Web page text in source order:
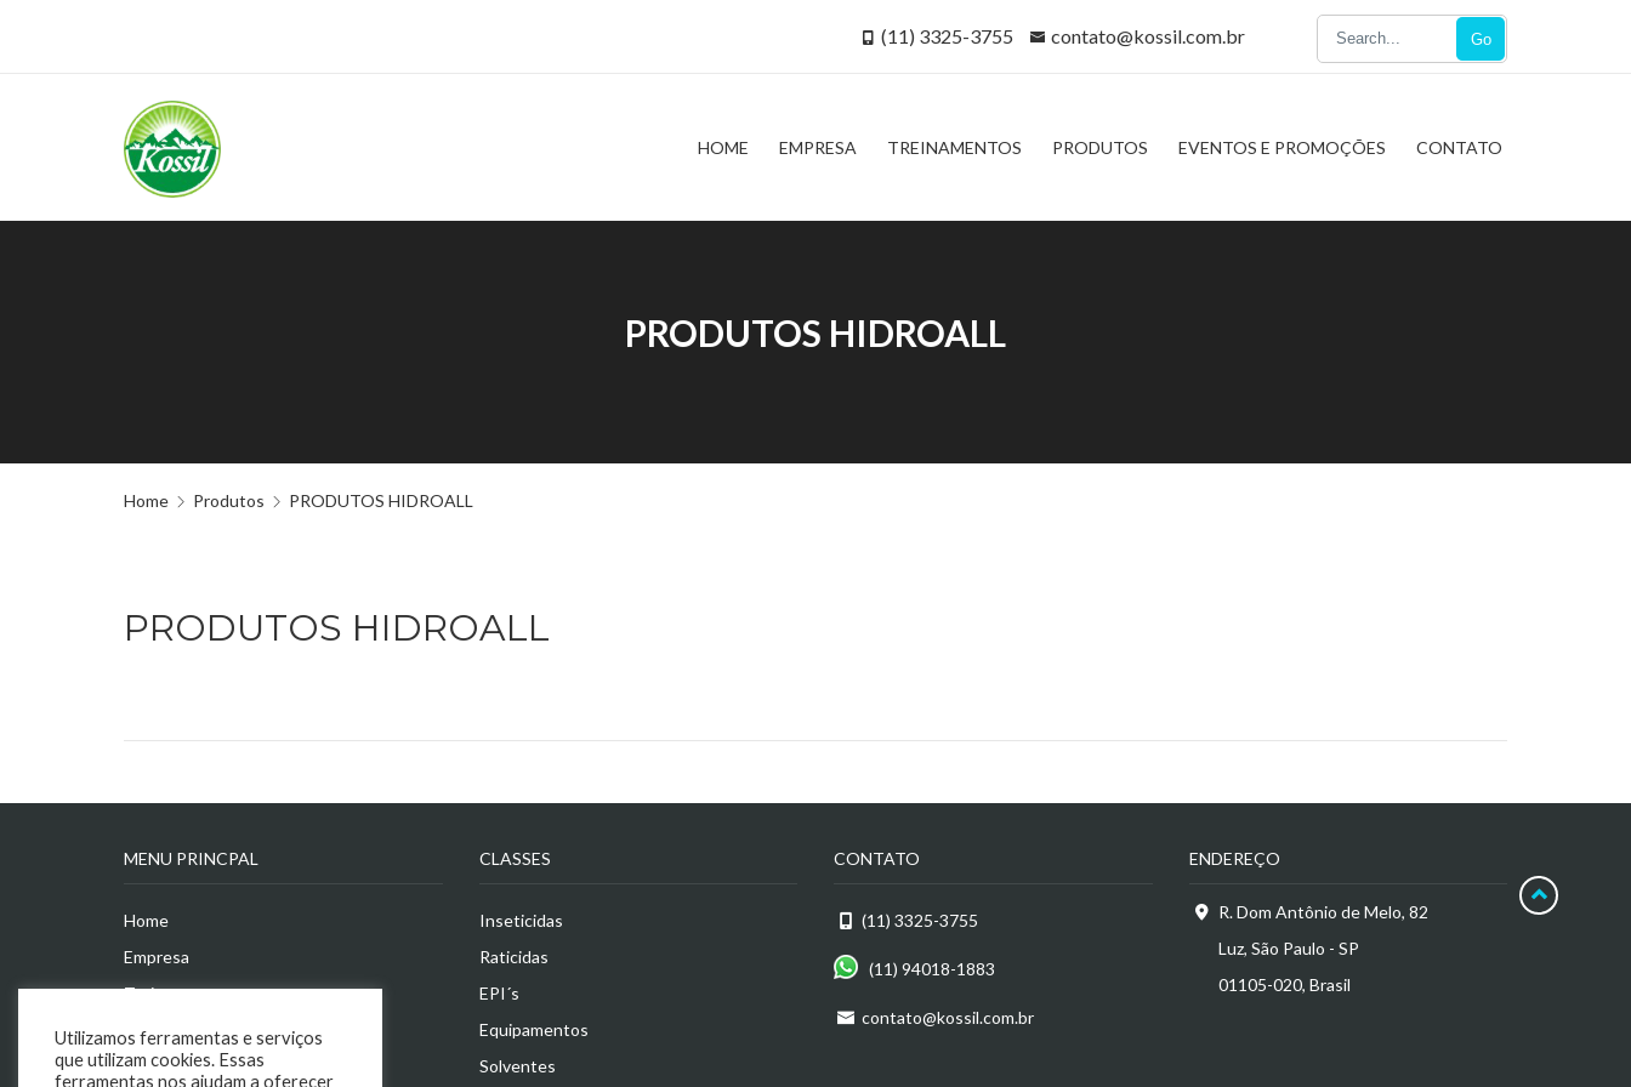
Go
(11) 3325-3755 contato@kossil.com.br
HOME EMPRESA TREINAMENTOS PRODUTOS EVENTOS E PROMOÇÕES CONTATO
PRODUTOS HIDROALL
Home Produtos PRODUTOS HIDROALL
PRODUTOS HIDROALL
MENU PRINCPAL
Home
Empresa
Treinamentos
Produtos
Eventos e Promoções
CLASSES
Inseticidas
Raticidas
EPI´s
Equipamentos
Solventes
CONTATO
(11) 3325-3755
(11) 94018-1883
contato@kossil.com.br
ENDEREÇO
R. Dom Antônio de Melo, 82
Luz, São Paulo - SP
01105-020, Brasil
Utilizamos ferramentas e serviços
que utilizam cookies. Essas
ferramentas nos ajudam a oferecer